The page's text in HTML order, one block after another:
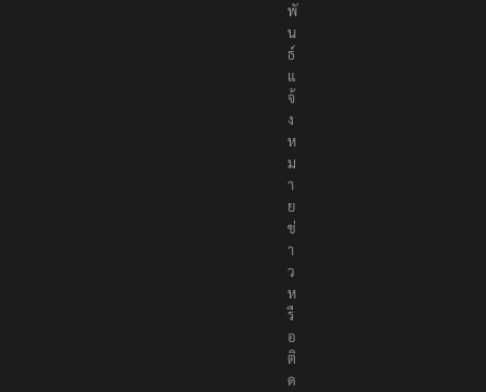
ม
พั
น
ธ์
แ
จ้
ง
ห
ม
า
ย
ข่
า
ว
ห
รื
อ
ติ